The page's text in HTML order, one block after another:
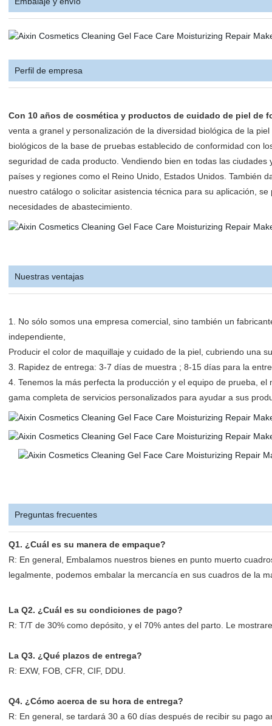
Perfil de empresa
Con 10 años de cosmética y productos de cuidado de piel de
venta a granel y personalización de la diversidad biológica de la
biológicos de la base de pruebas establecido de conformidad con
seguridad de cada producto. Vendiendo bien en todas las
países y regiones como el Reino Unido, Estados Unidos. También
nuestro catálogo o solicitar asistencia técnica para su aplicación,
necesidades de abastecimiento.
Nuestras ventajas
1. No sólo somos una empresa comercial, sino también un
independiente,
Producir el color de maquillaje y cuidado de la piel, cubriendo una
3. Rapidez de entrega: 3-7 días de muestra ; 8-15 días para la
4. Tenemos la más perfecta la producción y el equipo de prueba,
gama completa de servicios personalizados para ayudar a sus
Preguntas frecuentes
Q1. ¿Cuál es su manera de empaque?
R: En general, Embalamos nuestros bienes en punto muerto
legalmente, podemos embalar la mercancía en sus cuadros de la
La Q2. ¿Cuál es su condiciones de pago?
R: T/T de 30% como depósito, y el 70% antes del parto. Le
La Q3. ¿Qué plazos de entrega?
R: EXW, FOB, CFR, CIF, DDU.
Q4. ¿Cómo acerca de su hora de entrega?
R: En general, se tardará 30 a 60 días después de recibir su pago